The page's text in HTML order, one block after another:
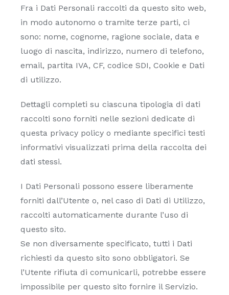
Fra i Dati Personali raccolti da questo sito web,
in modo autonomo o tramite terze parti, ci
sono: nome, cognome, ragione sociale, data e
luogo di nascita, indirizzo, numero di telefono,
email, partita IVA, CF, codice SDI, Cookie e Dati
di utilizzo.
Dettagli completi su ciascuna tipologia di dati
raccolti sono forniti nelle sezioni dedicate di
questa privacy policy o mediante specifici testi
informativi visualizzati prima della raccolta dei
dati stessi.
I Dati Personali possono essere liberamente
forniti dall’Utente o, nel caso di Dati di Utilizzo,
raccolti automaticamente durante l’uso di
questo sito.
Se non diversamente specificato, tutti i Dati
richiesti da questo sito sono obbligatori. Se
l’Utente rifiuta di comunicarli, potrebbe essere
impossibile per questo sito fornire il Servizio.